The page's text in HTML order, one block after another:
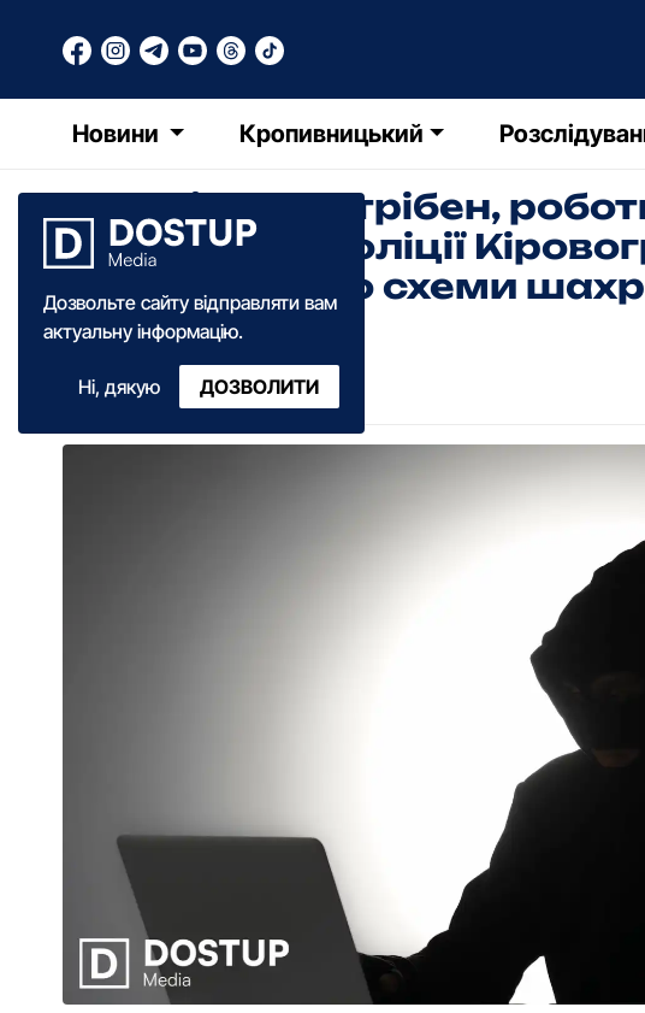
Новини Кропивницький
Дозвольте сайту відправляти вам
актуальну інформацію.
Ні, дякую ДОЗВОЛИТИ
"Досвід не потрібен,
день": у Нацполіції
розповіли про схеми
13 червня·2026